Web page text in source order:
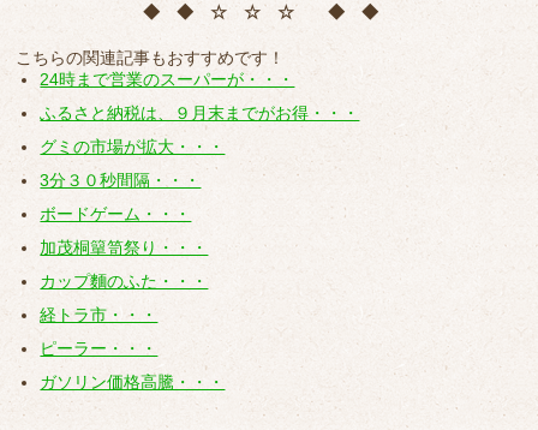
◆ ◆ ☆ ☆ ☆ ◆ ◆
こちらの関連記事もおすすめです！
24時まで営業のスーパーが・・・
ふるさと納税は、９月末までがお得・・・
グミの市場が拡大・・・
3分３０秒間隔・・・
ボードゲーム・・・
加茂桐簞笥祭り・・・
カップ麵のふた・・・
経トラ市・・・
ピーラー・・・
ガソリン価格高騰・・・